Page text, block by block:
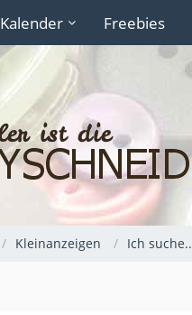
Kalender Freebies
Kleinanzeigen Ich